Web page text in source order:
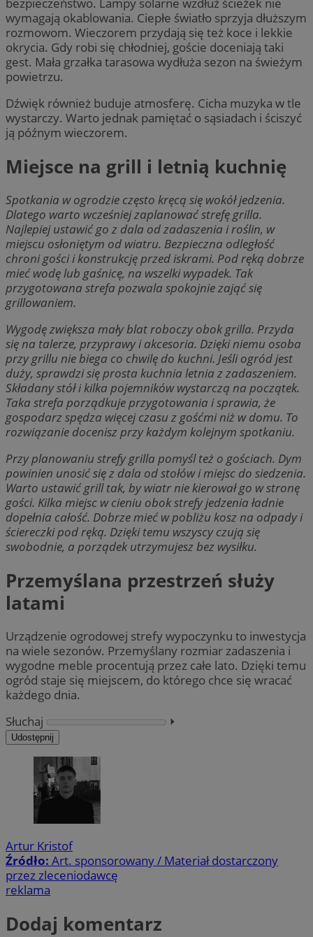
wymagają okablowania. Ciepłe światło sprzyja dłuższym
rozmowom. Wieczorem przydają się też koce i lekkie
okrycia. Gdy robi się chłodniej, goście doceniają taki
gest. Mała grzałka tarasowa wydłuża sezon na świeżym
powietrzu.
Dźwięk również buduje atmosferę. Cicha muzyka w tle
wystarczy. Warto jednak pamiętać o sąsiadach i ściszyć
ją późnym wieczorem.
Miejsce na grill i letnią kuchnię
Spotkania w ogrodzie często kręcą się wokół jedzenia.
Dlatego warto wcześniej zaplanować strefę grilla.
Najlepiej ustawić go z dala od zadaszenia i roślin, w
miejscu osłoniętym od wiatru. Bezpieczna odległość
chroni gości i konstrukcję przed iskrami. Pod ręką dobrze
mieć wodę lub gaśnicę, na wszelki wypadek. Tak
przygotowana strefa pozwala spokojnie zająć się
grillowaniem.
Wygodę zwiększa mały blat roboczy obok grilla. Przyda
się na talerze, przyprawy i akcesoria. Dzięki niemu osoba
przy grillu nie biega co chwilę do kuchni. Jeśli ogród jest
duży, sprawdzi się prosta kuchnia letnia z zadaszeniem.
Składany stół i kilka pojemników wystarczą na początek.
Taka strefa porządkuje przygotowania i sprawia, że
gospodarz spędza więcej czasu z gośćmi niż w domu. To
rozwiązanie docenisz przy każdym kolejnym spotkaniu.
Przy planowaniu strefy grilla pomyśl też o gościach. Dym
powinien unosić się z dala od stołów i miejsc do siedzenia.
Warto ustawić grill tak, by wiatr nie kierował go w stronę
gości. Kilka miejsc w cieniu obok strefy jedzenia ładnie
dopełnia całość. Dobrze mieć w pobliżu kosz na odpady i
ściereczki pod ręką. Dzięki temu wszyscy czują się
swobodnie, a porządek utrzymujesz bez wysiłku.
Przemyślana przestrzeń służy
latami
Urządzenie ogrodowej strefy wypoczynku to inwestycja
na wiele sezonów. Przemyślany rozmiar zadaszenia i
wygodne meble procentują przez całe lato. Dzięki temu
ogród staje się miejscem, do którego chce się wracać
każdego dnia.
Słuchaj
⏵︎
Udostępnij
Artur Kristof
Źródło: Art. sponsorowany / Materiał dostarczony
przez zleceniodawcę
reklama
Dodaj komentarz